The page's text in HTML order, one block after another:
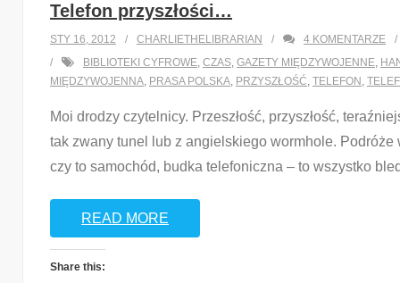
Telefon przyszłości…
STY 16, 2012 CHARLIETHELIBRARIAN 4 KOMENTARZE
BIBLIOTEKI CYFROWE, CZAS, GAZETY MIĘDZYWOJENNE,
MIĘDZYWOJENNA, PRASA POLSKA, PRZYSZŁOŚĆ, TELEFON ,
Moi drodzy czytelnicy. Przeszłość, przyszłość,
tak zwany tunel lub z angielskiego wormhole.
czy to samochód, budka telefoniczna – to wszystko
READ MORE
Share this: